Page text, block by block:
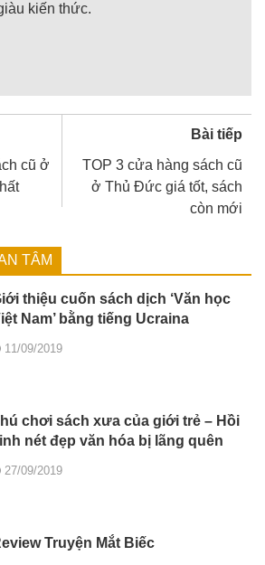
kiến thức.
cũ ở
Bài tiếp
TOP 3 cửa hàng sách cũ
ở Thủ Đức giá tốt, sách
còn mới
TÂM
thiệu cuốn sách dịch ‘Văn học
Nam’ bằng tiếng Ucraina
11/09/2019
chơi sách xưa của giới trẻ – Hồi
nét đẹp văn hóa bị lãng quên
27/09/2019
Truyện Mắt Biếc